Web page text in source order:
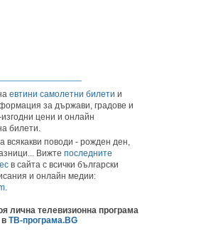
евтини самолетни билети и
за държави, градове и
цени и онлайн
билети.
всякакви поводи - рожден ден,
Вижте последните
в сайта с всички български
и онлайн медии:
.
лична телевизионна програма
в ТВ-програма.BG